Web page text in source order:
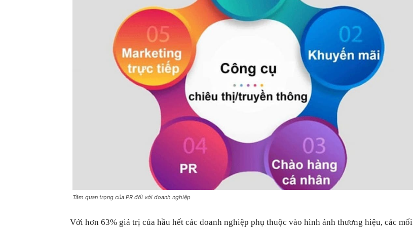
Tầm quan trọng của PR đối với doanh nghiệp
Với hơn 63% giá trị của hầu hết các doanh nghiệp phụ thuộc vào hình ảnh thương hiệu, các mối